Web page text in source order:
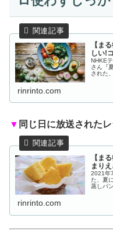
【ま
しい!
NHKE
さん『
された
rinrinto.com
▼ 同じ日に放送された
【ま
まり
2021年
た、夏
蒸しパ
rinrinto.com